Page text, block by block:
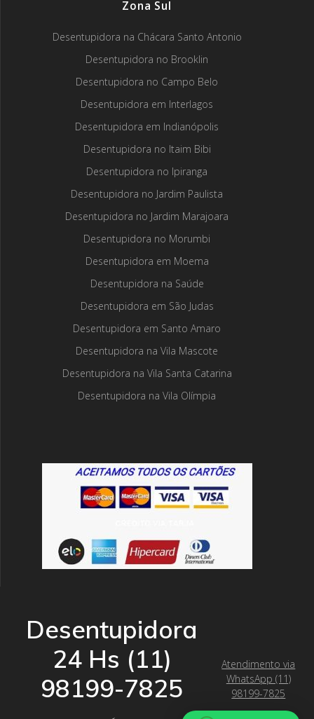
Zona Sul
Desentupidora na Chácara Santo Antonio
Desentupidora no Brooklin
Desentupidora no Campo Belo
Desentupidora em Interlagos
Desentupidora em Indianópolis
Desentupidora no Itaim Bibi
Desentupidora no Ipiranga
Desentupidora no Jardim Paulista
Desentupidora no Jardim Marajoara
Desentupidora no Morumbi
Desentupidora em Moema
Desentupidora na Saúde
Desentupidora em São Judas
Desentupidora em Santo Amaro
Desentupidora na Vila Mascote
Desentupidora na Vila Santa Catarina
Desentupidora na Vila Olímpia
Desentupidora
24 Hs (11)
98199-7825
Atendimento via
WhatsApp (11)
98199-7825